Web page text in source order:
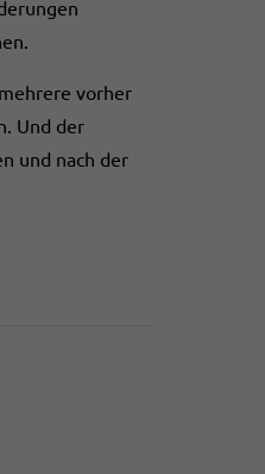
vorher
Und der
und nach der